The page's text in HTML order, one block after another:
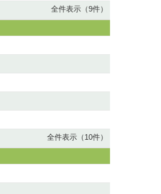
全件表示（9件）
全件表示（10件）